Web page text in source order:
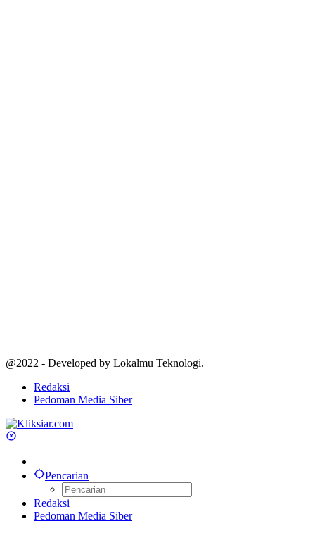
@2022 - Developed by Lokalmu Teknologi.
Redaksi
Pedoman Media Siber
Pencarian
Redaksi
Pedoman Media Siber